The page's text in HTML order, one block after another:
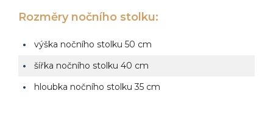
Rozměry nočního stolku:
výška nočního stolku 50 cm
šířka nočního stolku 40 cm
hloubka nočního stolku 35 cm